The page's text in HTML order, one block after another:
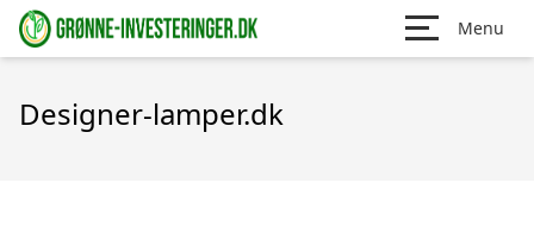
Menu
Designer-lamper.dk